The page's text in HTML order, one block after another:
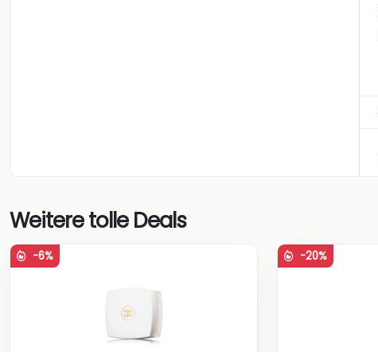
Weitere tolle Deals
-6% -20%